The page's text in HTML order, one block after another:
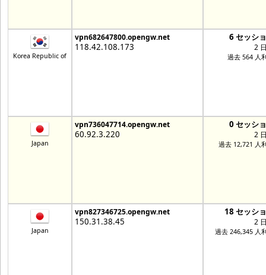
Korea Republic of
vpn682647800.opengw.net
118.42.108.173
6 セッシ
2
過去 564 人
Japan
vpn736047714.opengw.net
60.92.3.220
0 セッシ
2
過去 12,721 人
Japan
vpn827346725.opengw.net
150.31.38.45
18 セッシ
2
過去 246,345 人